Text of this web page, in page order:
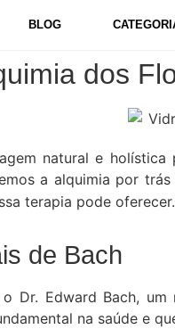
BLOG
dos
natural e
a alquimia por trás
terapia pode oferecer.
de Bach
Dr. Edward Bach,
na saúde e